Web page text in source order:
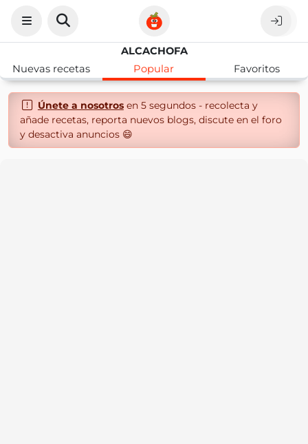
ALCACHOFA
Nuevas recetas
Popular Favoritos
Únete a nosotrosen 5 segundos - recolecta y
añade recetas, reporta nuevos blogs, discute en el foro
y desactiva anuncios 😄